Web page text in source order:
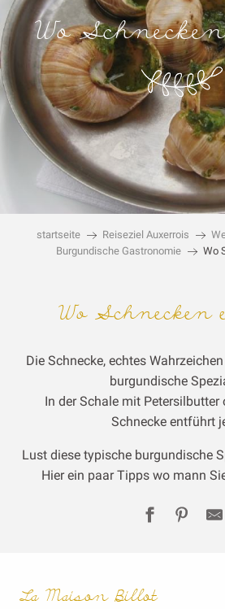
Wo
startseite Reiseziel Auxerrois
Burgundische Gastronomie
Wo
Wo Schnecken
Die Schnecke, echtes
burgundische
In der Schale mit Petersilbutter
Schnecke entführt
Lust diese typische burgundische
Hier ein paar Tipps wo mann
La Maison Billot